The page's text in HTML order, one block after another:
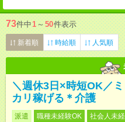
73件中1 ～ 50件表示
新着順 時給順 人気順
＼週休3日×時短OK／
カリ稼げる＊介護
派遣 職種未経験OK 社会人未